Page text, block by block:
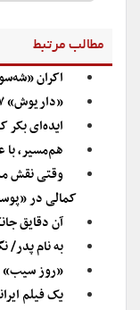
مطالب مرتبط
اکران
«داریوش» ۲۷ تیر می‌آید
ایده‌ای
هم‌مسیر،
وقتی نقش
کمالی در
آن دقایق
به نام پدر/
«روز سیب»
یک فیلم